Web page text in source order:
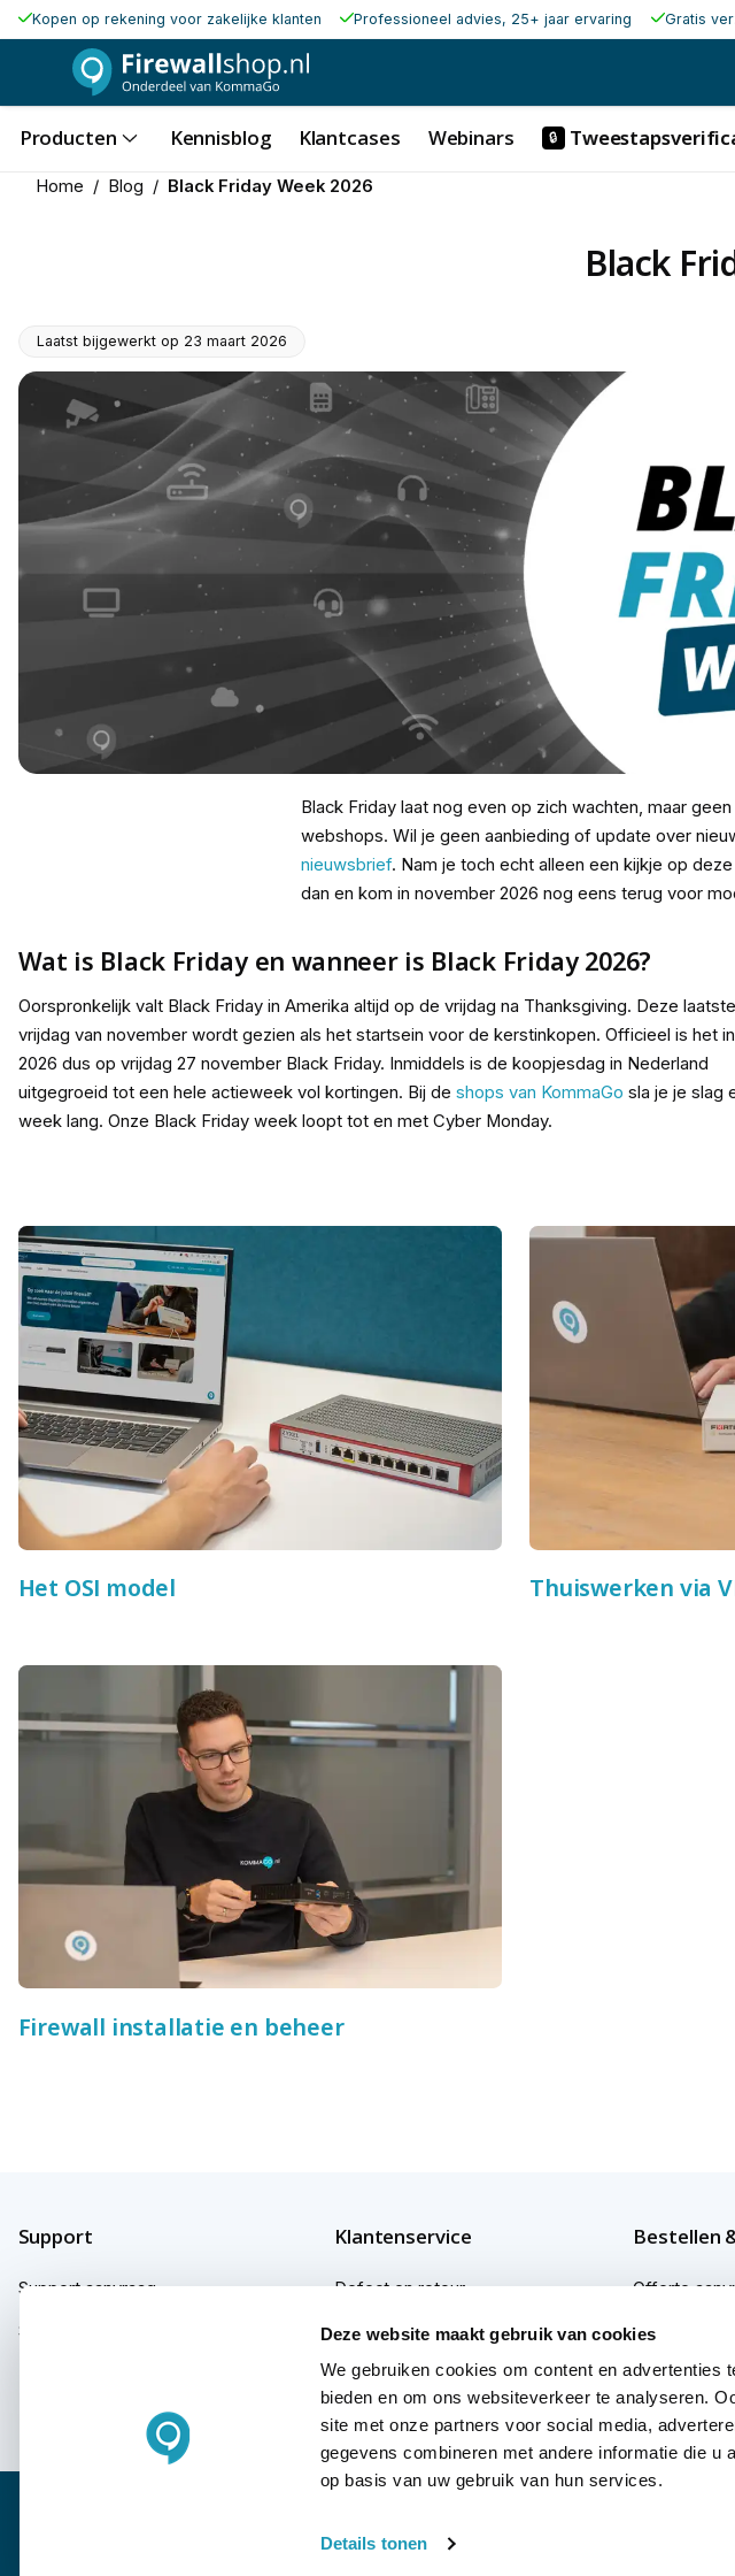
Deze website maakt gebruik van cookies
We gebruiken cookies om content en
bieden en om ons websiteverkeer te analyseren.
site met onze partners voor social media,
gegevens combineren met andere informatie die
op basis van uw gebruik van hun services.
Details tonen
Kopen op rekening voor zakelijke klanten Professioneel advies, 25+ jaar ervaring Gratis
Producten Kennisblog Klantcases Webinars 🔒
Home / Blog / Black Friday Week 2026
Black
Laatst bijgewerkt op 23 maart 2026
Black Friday laat nog even op zich wachten, maar
webshops. Wil je geen aanbieding of update over
nieuwsbrief. Nam je toch echt alleen een kijkje op
dan en kom in november 2026 nog eens terug voor
Wat is Black Friday en wanneer is Black Friday 2026?
Oorspronkelijk valt Black Friday in Amerika altijd op de vrijdag na Thanksgiving. Deze laatste
vrijdag van november wordt gezien als het startsein voor de kerstinkopen. Officieel is het in
2026 dus op vrijdag 27 november Black Friday. Inmiddels is de koopjesdag in Nederland
uitgegroeid tot een hele actieweek vol kortingen. Bij de shops van KommaGo sla je je slag
week lang. Onze Black Friday week loopt tot en met Cyber Monday.
Het OSI model Thuiswerken via
Firewall installatie en beheer
Support
Support aanvraag
Support fabrikanten
Klantenservice
Defect en retour
Garantie
Herroepingsrecht
Klachten
Bestellen
Offerte
Bestellen
Afwijkende